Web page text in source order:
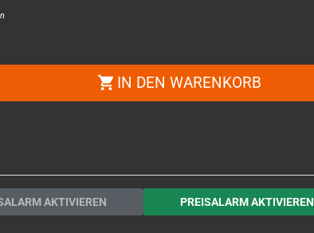
shopping_cart IN DEN WARENKORB
AKTIVIEREN PREISALARM AKTIVIEREN